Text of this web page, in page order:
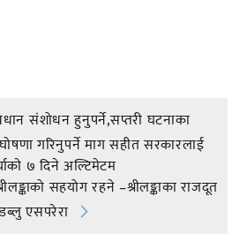
संशोधन हुनुपर्ने,सप्तरी घटनाका
गरिनुपर्ने माग सहीत सरकारलाई
७ दिने अल्टिमेटम
सहयोग रहने –श्रीलङ्काका राजदूत
डब्लु एसपरेरा